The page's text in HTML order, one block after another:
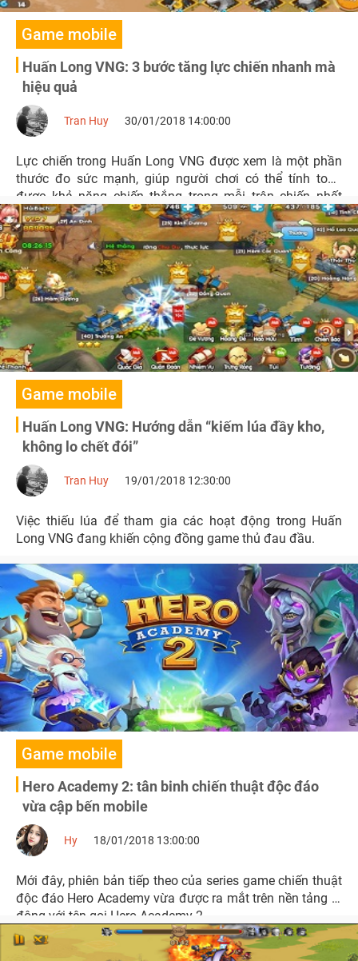
Game mobile
Huấn Long VNG: 3 bước tăng lực chiến nhanh mà
hiệu quả
Tran Huy 30/01/2018 14:00:00
Lực chiến trong Huấn Long VNG được xem là một phần
thước đo sức mạnh, giúp người chơi có thể tính toán
được khả năng chiến thắng trong mỗi trận chiến nhất
định.
Game mobile
Huấn Long VNG: Hướng dẫn “kiếm lúa đầy kho,
không lo chết đói”
Tran Huy 19/01/2018 12:30:00
Việc thiếu lúa để tham gia các hoạt động trong Huấn
Long VNG đang khiến cộng đồng game thủ đau đầu.
Game mobile
Hero Academy 2: tân binh chiến thuật độc đáo
vừa cập bến mobile
Hy 18/01/2018 13:00:00
Mới đây, phiên bản tiếp theo của series game chiến thuật
độc đáo Hero Academy vừa được ra mắt trên nền tảng di
động với tên gọi Hero Academy 2.